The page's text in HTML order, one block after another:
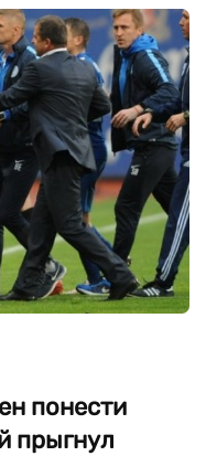
понести
прыгнул